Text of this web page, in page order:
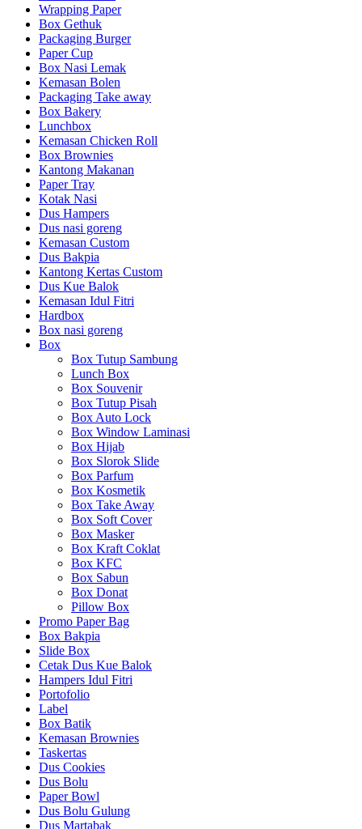
Wrapping Paper
Box Gethuk
Packaging Burger
Paper Cup
Box Nasi Lemak
Kemasan Bolen
Packaging Take away
Box Bakery
Lunchbox
Kemasan Chicken Roll
Box Brownies
Kantong Makanan
Paper Tray
Kotak Nasi
Dus Hampers
Dus nasi goreng
Kemasan Custom
Dus Bakpia
Kantong Kertas Custom
Dus Kue Balok
Kemasan Idul Fitri
Hardbox
Box nasi goreng
Box
Box Tutup Sambung
Lunch Box
Box Souvenir
Box Tutup Pisah
Box Auto Lock
Box Window Laminasi
Box Hijab
Box Slorok Slide
Box Parfum
Box Kosmetik
Box Take Away
Box Soft Cover
Box Masker
Box Kraft Coklat
Box KFC
Box Sabun
Box Donat
Pillow Box
Promo Paper Bag
Box Bakpia
Slide Box
Cetak Dus Kue Balok
Hampers Idul Fitri
Portofolio
Label
Box Batik
Kemasan Brownies
Taskertas
Dus Cookies
Dus Bolu
Paper Bowl
Dus Bolu Gulung
Dus Martabak